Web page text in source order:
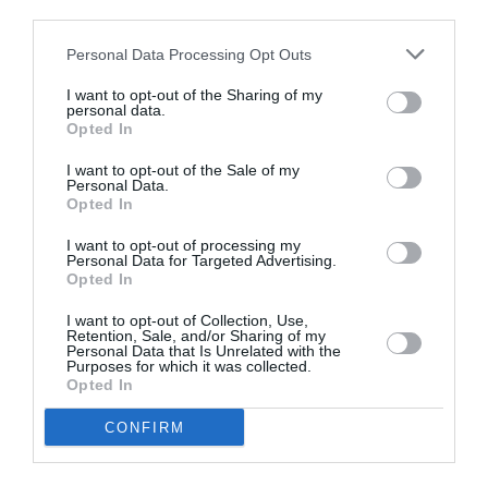
Personal Data Processing Opt Outs
I want to opt-out of the Sharing of my
personal data.
Opted In
I want to opt-out of the Sale of my
Personal Data.
Opted In
I want to opt-out of processing my
Personal Data for Targeted Advertising.
Opted In
I want to opt-out of Collection, Use,
Retention, Sale, and/or Sharing of my
Personal Data that Is Unrelated with the
Purposes for which it was collected.
Opted In
CONFIRM
χρυσό 18ΚΤ με μαύρο σμάλτο
Τα περίτεχνα γούριαCOSMOSμε σύμβολα τον
κύκλο της Ολότητας και την εναλλαγή των
ουρανίων σωμάτων, του Ήλιου και της Σελήνης,
θα φωτίσουν το 2022 χαρίζοντας μας πληρότητα
και αρμονία, ισορροπία και γαλήνη.